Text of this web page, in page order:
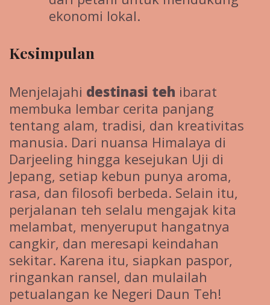
ekonomi lokal.
Kesimpulan
Menjelajahi destinasi teh ibarat
membuka lembar cerita panjang
tentang alam, tradisi, dan kreativitas
manusia. Dari nuansa Himalaya di
Darjeeling hingga kesejukan Uji di
Jepang, setiap kebun punya aroma,
rasa, dan filosofi berbeda. Selain itu,
perjalanan teh selalu mengajak kita
melambat, menyeruput hangatnya
cangkir, dan meresapi keindahan
sekitar. Karena itu, siapkan paspor,
ringankan ransel, dan mulailah
petualangan ke Negeri Daun Teh!